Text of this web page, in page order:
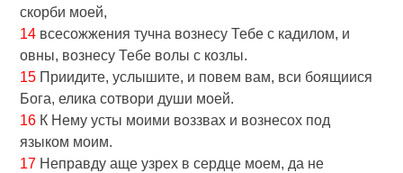
скорби моей,
14 всесожжения тучна вознесу Тебе с кадилом, и
овны, вознесу Тебе волы с козлы.
15 Приидите, услышите, и повем вам, вси боящиися
Бога, елика сотвори души моей.
16 К Нему усты моими воззвах и вознесох под
языком моим.
17 Неправду аще узрех в сердце моем, да не